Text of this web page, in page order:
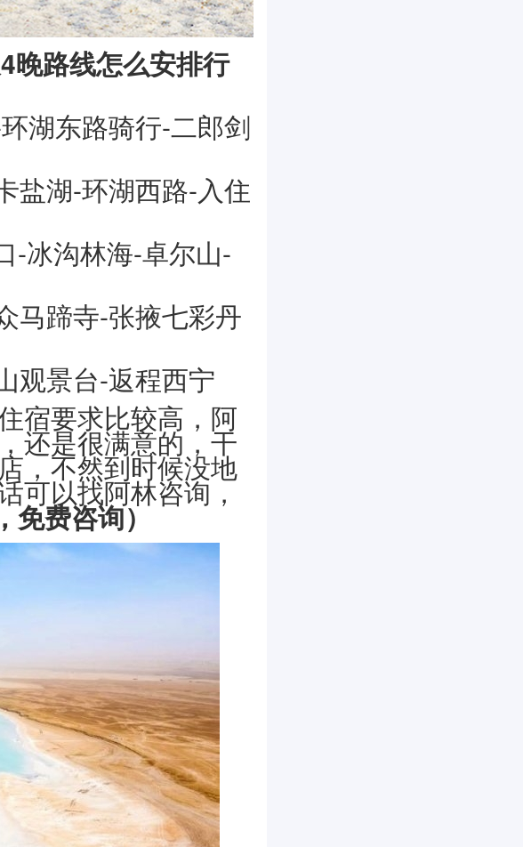
晚路线怎么安排行
湖东路骑行-二郎剑
盐湖-环湖西路-入住
-冰沟林海-卓尔山-
马蹄寺-张掖七彩丹
观景台-返程西宁
宿要求比较高，阿
还是很满意的，干
，不然到时候没地
可以找阿林咨询，
免费咨询）